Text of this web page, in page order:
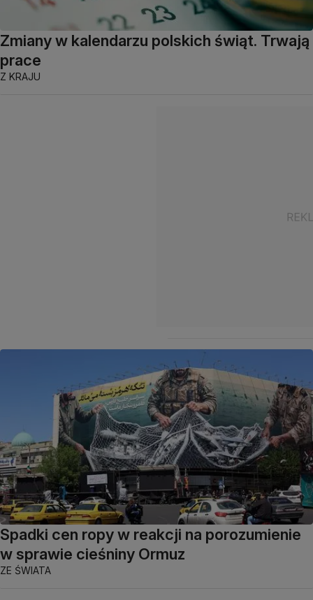
Zmiany w kalendarzu polskich świąt. Trwają
prace
Z KRAJU
Spadki cen ropy w reakcji na porozumienie
w sprawie cieśniny Ormuz
ZE ŚWIATA